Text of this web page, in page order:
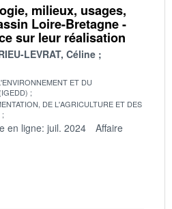
milieux, usages,
Loire-Bretagne -
sur leur réalisation
LEVRAT, Céline
ET DU
DE L'AGRICULTURE ET DES
en ligne: juil. 2024
Affaire